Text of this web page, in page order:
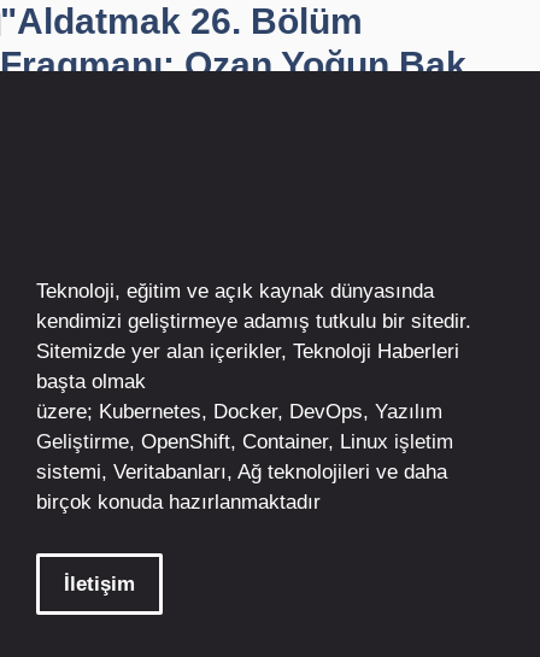
"Aldatmak 26. Bölüm
Fragmanı: Ozan Yoğun Bak...
Teknoloji, eğitim ve açık kaynak dünyasında
kendimizi geliştirmeye adamış tutkulu bir sitedir.
Sitemizde yer alan içerikler, Teknoloji Haberleri
başta olmak
üzere; Kubernetes, Docker, DevOps, Yazılım
Geliştirme, OpenShift, Container, Linux işletim
sistemi, Veritabanları, Ağ teknolojileri ve daha
birçok konuda hazırlanmaktadır
İletişim